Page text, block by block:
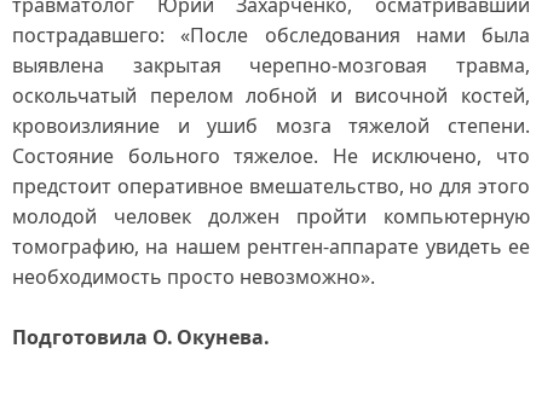
пострадавшего: «После обследования нами была
выявлена закрытая черепно-мозговая травма,
оскольчатый перелом лобной и височной костей,
кровоизлияние и ушиб мозга тяжелой степени.
Состояние больного тяжелое. Не исключено, что
предстоит оперативное вмешательство, но для этого
молодой человек должен пройти компьютерную
томографию, на нашем рентген-аппарате увидеть ее
необходимость просто невозможно».
Подготовила О. Окунева.